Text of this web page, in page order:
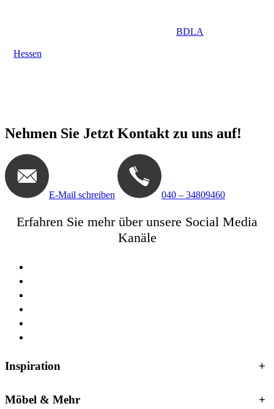
BDLA
Hessen
Nehmen Sie Jetzt Kontakt zu uns auf!
E-Mail schreiben 040 – 34809460
Erfahren Sie mehr über unsere Social Media
Kanäle
Inspiration +
Möbel & Mehr +